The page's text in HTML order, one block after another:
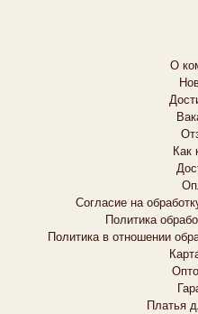
О
Как
Согласие на
Политика
Политика в отношении
Платья